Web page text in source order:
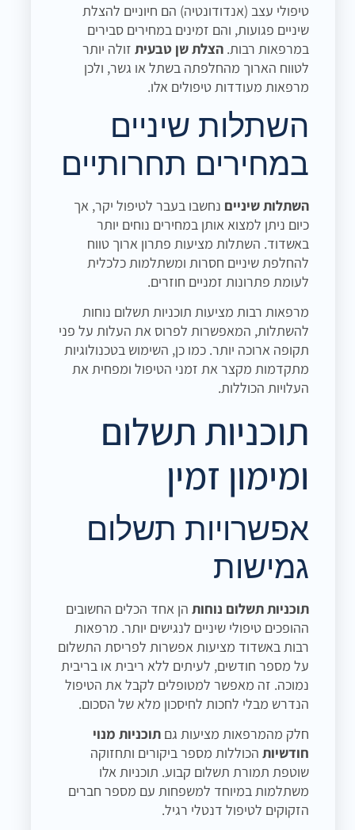
טיפולי עצב (אנדודונטיה) הם חיוניים להצלת
שיניים פגועות, והם זמינים במחירים סבירים
במרפאות רבות. הצלת שן טבעית זולה יותר
לטווח הארוך מהחלפתה בשתל או גשר, ולכן
מרפאות מעודדות טיפולים אלו.
השתלות שיניים
במחירים תחרותיים
השתלות שיניים נחשבו בעבר לטיפול יקר, אך
כיום ניתן למצוא אותן במחירים נוחים יותר
באשדוד. השתלות מציעות פתרון ארוך טווח
להחלפת שיניים חסרות ומשתלמות כלכלית
לעומת פתרונות זמניים חוזרים.
מרפאות רבות מציעות תוכניות תשלום נוחות
להשתלות, המאפשרות לפרוס את העלות על פני
תקופה ארוכה יותר. כמו כן, השימוש בטכנולוגיות
מתקדמות מקצר את זמני הטיפול ומפחית את
העלויות הכוללות.
תוכניות תשלום
ומימון זמין
אפשרויות תשלום
גמישות
תוכניות תשלום נוחות הן אחד הכלים החשובים
ההופכים טיפולי שיניים לנגישים יותר. מרפאות
רבות באשדוד מציעות אפשרות לפריסת התשלום
על מספר חודשים, לעיתים ללא ריבית או בריבית
נמוכה. זה מאפשר למטופלים לקבל את הטיפול
הנדרש מבלי לחכות לחיסכון מלא של הסכום.
חלק מהמרפאות מציעות גם תוכניות מנוי
חודשיות הכוללות מספר ביקורים ותחזוקה
שוטפת תמורת תשלום קבוע. תוכניות אלו
משתלמות במיוחד למשפחות עם מספר חברים
הזקוקים לטיפול דנטלי רגיל.